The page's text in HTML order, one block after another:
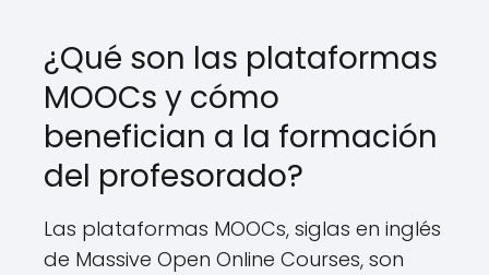
¿Qué son las plataformas
MOOCs y cómo
benefician a la formación
del profesorado?
Las plataformas MOOCs, siglas en inglés
de Massive Open Online Courses, son